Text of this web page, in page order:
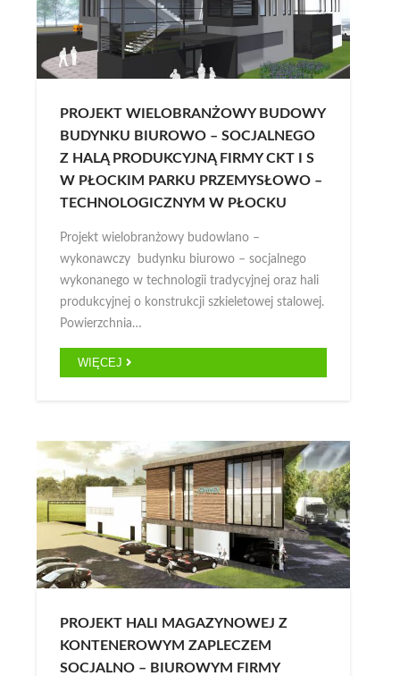
PROJEKT WIELOBRANŻOWY BUDOWY
BUDYNKU BIUROWO – SOCJALNEGO
Z HALĄ PRODUKCYJNĄ FIRMY CKT I S
W PŁOCKIM PARKU PRZEMYSŁOWO –
TECHNOLOGICZNYM W PŁOCKU
Projekt wielobranżowy budowlano –
wykonawczy budynku biurowo – socjalnego
wykonanego w technologii tradycyjnej oraz hali
produkcyjnej o konstrukcji szkieletowej stalowej.
Powierzchnia…
WIĘCEJ
PROJEKT HALI MAGAZYNOWEJ Z
KONTENEROWYM ZAPLECZEM
SOCJALNO – BIUROWYM FIRMY